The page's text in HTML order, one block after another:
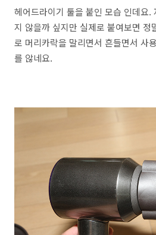
헤어드라이기 툴을 붙인 모습 인데요.
지 않을까 싶지만 실제로 붙여보면 정
로 머리카락을 말리면서 흔들면서 사
를 않네요.